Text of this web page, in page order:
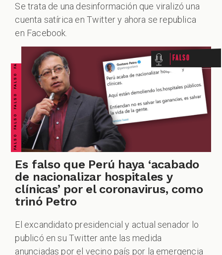
Se trata de una desinformación que viralizó una
cuenta satírica en Twitter y ahora se republica
en Facebook.
FALSO FALSO FALSO FALSO FALSO FALSO FALSO Falso
Es falso que Perú haya ‘acabado
de nacionalizar hospitales y
clínicas’ por el coronavirus, como
trinó Petro
El excandidato presidencial y actual senador lo
publicó en su Twitter ante las medida
anunciadas por el vecino país por la emergencia